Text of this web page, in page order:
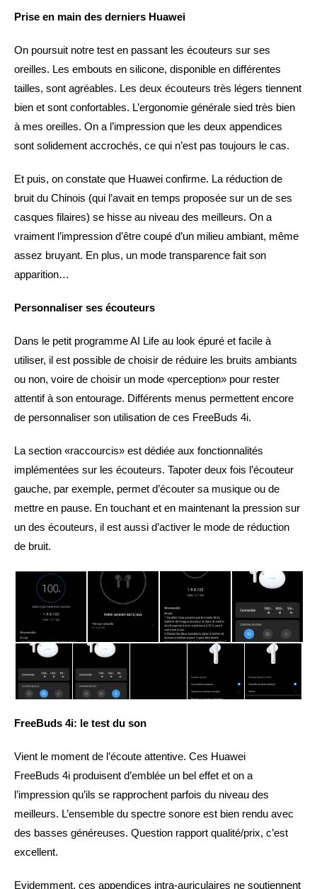
Prise en main des derniers Huawei
On poursuit notre test en passant les écouteurs sur ses
oreilles. Les embouts en silicone, disponible en différentes
tailles, sont agréables. Les deux écouteurs très légers tiennent
bien et sont confortables. L’ergonomie générale sied très bien
à mes oreilles. On a l’impression que les deux appendices
sont solidement accrochés, ce qui n’est pas toujours le cas.
Et puis, on constate que Huawei confirme. La réduction de
bruit du Chinois (qui l’avait en temps proposée sur un de ses
casques filaires) se hisse au niveau des meilleurs. On a
vraiment l’impression d’être coupé d’un milieu ambiant, même
assez bruyant. En plus, un mode transparence fait son
apparition…
Personnaliser ses écouteurs
Dans le petit programme AI Life au look épuré et facile à
utiliser, il est possible de choisir de réduire les bruits ambiants
ou non, voire de choisir un mode «perception» pour rester
attentif à son entourage. Différents menus permettent encore
de personnaliser son utilisation de ces FreeBuds 4i.
La section «raccourcis» est dédiée aux fonctionnalités
implémentées sur les écouteurs. Tapoter deux fois l’écouteur
gauche, par exemple, permet d’écouter sa musique ou de
mettre en pause. En touchant et en maintenant la pression sur
un des écouteurs, il est aussi d’activer le mode de réduction
de bruit.
FreeBuds 4i: le test du son
Vient le moment de l’écoute attentive. Ces Huawei
FreeBuds 4i produisent d’emblée un bel effet et on a
l’impression qu’ils se rapprochent parfois du niveau des
meilleurs. L’ensemble du spectre sonore est bien rendu avec
des basses généreuses. Question rapport qualité/prix, c’est
excellent.
Evidemment, ces appendices intra-auriculaires ne soutiennent